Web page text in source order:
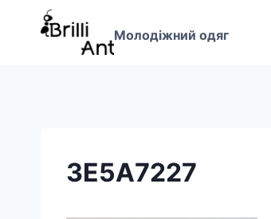
Перейти
Молодіжний одяг
3E5A7227